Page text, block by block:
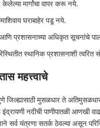
मार्गांचा वापर करू नये.
घराबाहेर पडू नये.
आणि प्रशासनाच्या अधिकृत सूचनांचे
स्थानिक प्रशासनाशी त्वरित
महत्त्वाचे
जिल्ह्यासाठी मुसळधार ते
नदीची पाणीपातळी आणखी
सर्व यंत्रणा सतर्क ठेवल्या असून